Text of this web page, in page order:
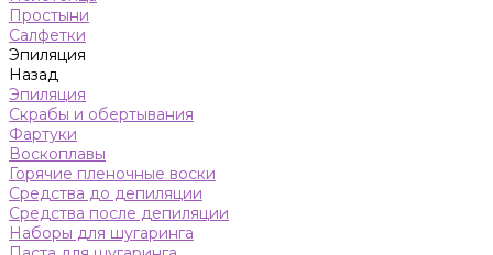
Простыни
Салфетки
Эпиляция
Назад
Эпиляция
Скрабы и обертывания
Фартуки
Воскоплавы
Горячие пленочные воски
Средства до депиляции
Средства после депиляции
Наборы для шугаринга